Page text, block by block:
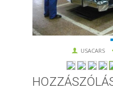
USACARS